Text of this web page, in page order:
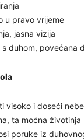
u pravo vrijeme
jasna vizija
duhom, povećana
visoko i doseći
ta moćna životinja
poruke iz